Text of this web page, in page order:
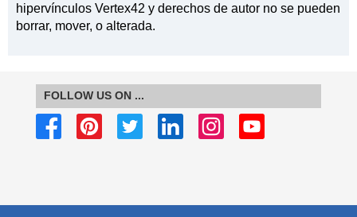
hipervínculos Vertex42 y derechos de autor no se pueden
borrar, mover, o alterada.
FOLLOW US ON ...